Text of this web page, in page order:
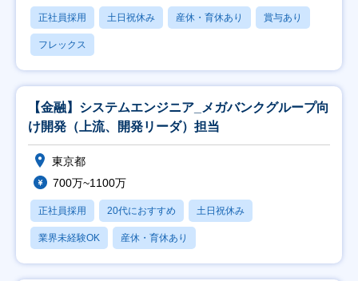
正社員採用 土日祝休み 産休・育休あり 賞与あり
フレックス
【金融】システムエンジニア_メガバンクグループ向
け開発（上流、開発リーダ）担当
東京都
700万~1100万
正社員採用 20代におすすめ 土日祝休み
業界未経験OK 産休・育休あり